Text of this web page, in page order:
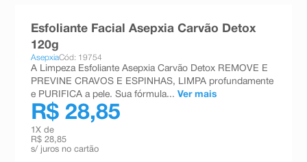
Esfoliante Facial Asepxia Carvão Detox
120g
AsepxiaCód: 19754
A Limpeza Esfoliante Asepxia Carvão Detox REMOVE E
PREVINE CRAVOS E ESPINHAS, LIMPA profundamente
e PURIFICA a pele. Sua fórmula... Ver mais
R$ 28,85
1 X de
R$ 28,85
s/ juros no cartão
absorvente
10ºshampoo